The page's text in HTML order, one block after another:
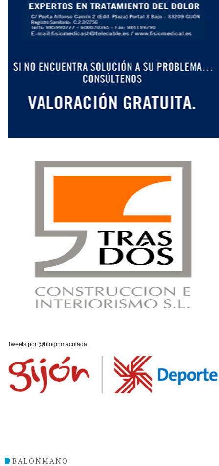
Tweets por @bloginmaculada
BALONMANO